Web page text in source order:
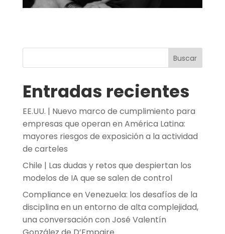
Buscar
Entradas recientes
EE.UU. | Nuevo marco de cumplimiento para
empresas que operan en América Latina:
mayores riesgos de exposición a la actividad
de carteles
Chile | Las dudas y retos que despiertan los
modelos de IA que se salen de control
Compliance en Venezuela: los desafíos de la
disciplina en un entorno de alta complejidad,
una conversación con José Valentín